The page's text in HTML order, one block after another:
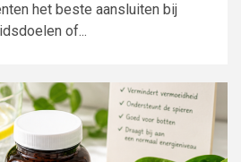
het beste aansluiten bij
of...